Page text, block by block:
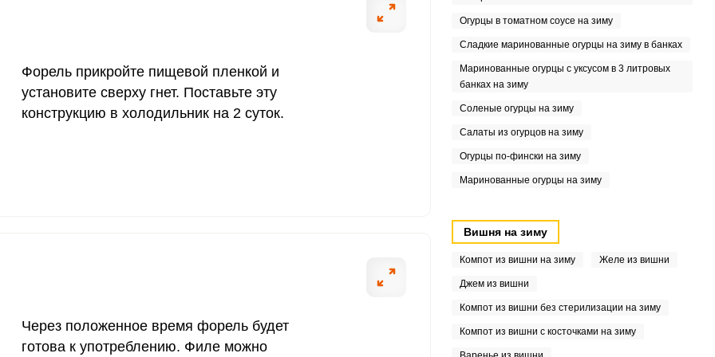
Форель прикройте пищевой пленкой и
установите сверху гнет. Поставьте эту
конструкцию в холодильник на 2 суток.
Через положенное время форель будет
готова к употреблению. Филе можно
Огурцы в томатном соусе на зиму
Сладкие маринованные огурцы на зиму в банках
Маринованные огурцы с уксусом в 3 литровых
банках на зиму
Соленые огурцы на зиму
Салаты из огурцов на зиму
Огурцы по-фински на зиму
Маринованные огурцы на зиму
Вишня на зиму
Компот из вишни на зиму Желе из вишни
Джем из вишни
Компот из вишни без стерилизации на зиму
Компот из вишни с косточками на зиму